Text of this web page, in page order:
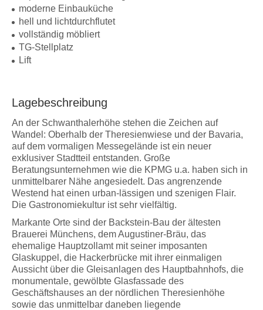
moderne Einbauküche
hell und lichtdurchflutet
vollständig möbliert
TG-Stellplatz
Lift
Lagebeschreibung
An der Schwanthalerhöhe stehen die Zeichen auf
Wandel: Oberhalb der Theresienwiese und der Bavaria,
auf dem vormaligen Messegelände ist ein neuer
exklusiver Stadtteil entstanden. Große
Beratungsunternehmen wie die KPMG u.a. haben sich in
unmittelbarer Nähe angesiedelt. Das angrenzende
Westend hat einen urban-lässigen und szenigen Flair.
Die Gastronomiekultur ist sehr vielfältig.
Markante Orte sind der Backstein-Bau der ältesten
Brauerei Münchens, dem Augustiner-Bräu, das
ehemalige Hauptzollamt mit seiner imposanten
Glaskuppel, die Hackerbrücke mit ihrer einmaligen
Aussicht über die Gleisanlagen des Hauptbahnhofs, die
monumentale, gewölbte Glasfassade des
Geschäftshauses an der nördlichen Theresienhöhe
sowie das unmittelbar daneben liegende